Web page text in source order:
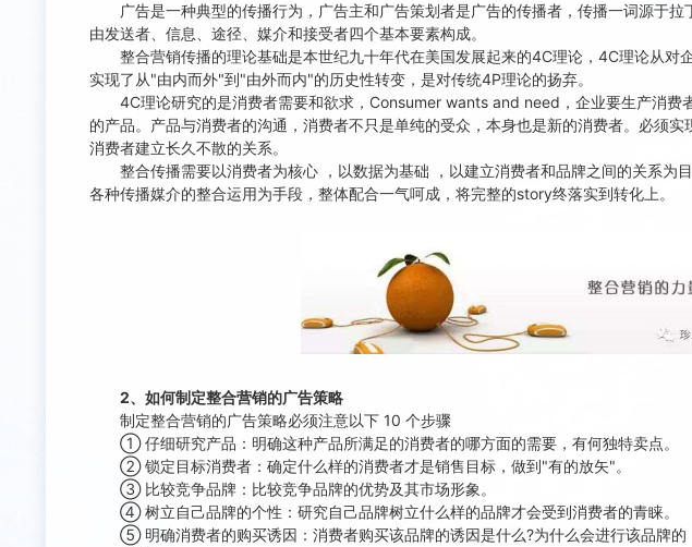
广告是一种典型的传播行为，广告主和广告策划者是广告的传播者，传播一词源于拉
由发送者、信息、途径、媒介和接受者四个基本要素构成。
整合营销传播的理论基础是本世纪九十年代在美国发展起来的4C理论，4C理论从对
实现了从"由内而外"到"由外而内"的历史性转变，是对传统4P理论的扬弃。
4C理论研究的是消费者需要和欲求，Consumer wants and need，企业要生产消费
的产品。产品与消费者的沟通，消费者不只是单纯的受众，本身也是新的消费者。必须
消费者建立长久不散的关系。
整合传播需要以消费者为核心 ，以数据为基础 ，以建立消费者和品牌之间的关系为
各种传播媒介的整合运用为手段，整体配合一气呵成，将完整的story终落实到转化上。
2、 如何制定整合营销的广告策略
制定整合营销的广告策略必须注意以下 10 个步骤
① 仔细研究产品：明确这种产品所满足的消费者的哪方面的需要，有何独特卖点。
② 锁定目标消费者：确定什么样的消费者才是销售目标，做到"有的放矢"。
③ 比较竞争品牌：比较竞争品牌的优势及其市场形象。
④ 树立自己品牌的个性：研究自己品牌树立什么样的品牌才会受到消费者的青睐。
⑤ 明确消费者的购买诱因：消费者购买该品牌的诱因是什么?为什么会进行该品牌的